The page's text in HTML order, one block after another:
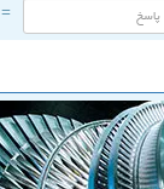
= ۶ بعلاوه ۴